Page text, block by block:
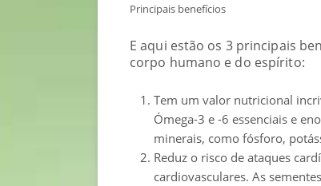
Principais benefícios
E aqui estão os 3 principais
corpo humano e do espírito:
Tem um valor nutricional
Ómega-3 e -6 essenciais e
minerais, como fósforo,
Reduz o risco de ataques
cardiovasculares. As